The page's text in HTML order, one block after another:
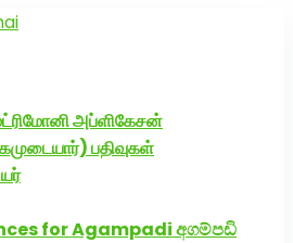
அப்ளிகேசன்
பதிவுகள்
for Agampadi අගම්පඩි
அகமுடையார்மேட்ரி-